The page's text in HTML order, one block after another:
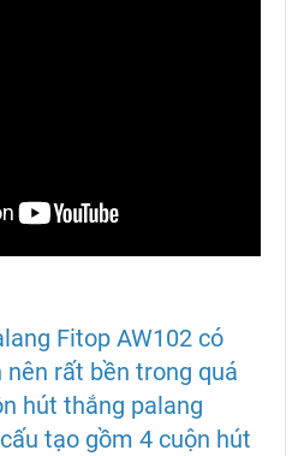
Fitop AW102 có
nên rất bền trong quá
hút thắng palang
tạo gồm 4 cuộn hút